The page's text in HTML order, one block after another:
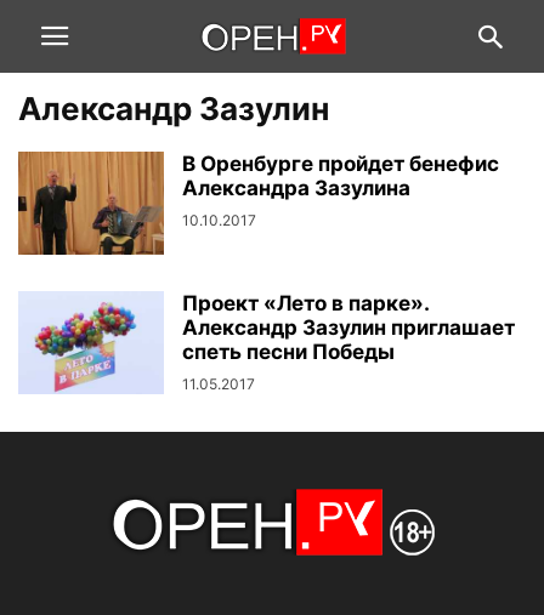
Александр Зазулин
В Оренбурге пройдет бенефис
Александра Зазулина
10.10.2017
Проект «Лето в парке».
Александр Зазулин приглашает
спеть песни Победы
11.05.2017